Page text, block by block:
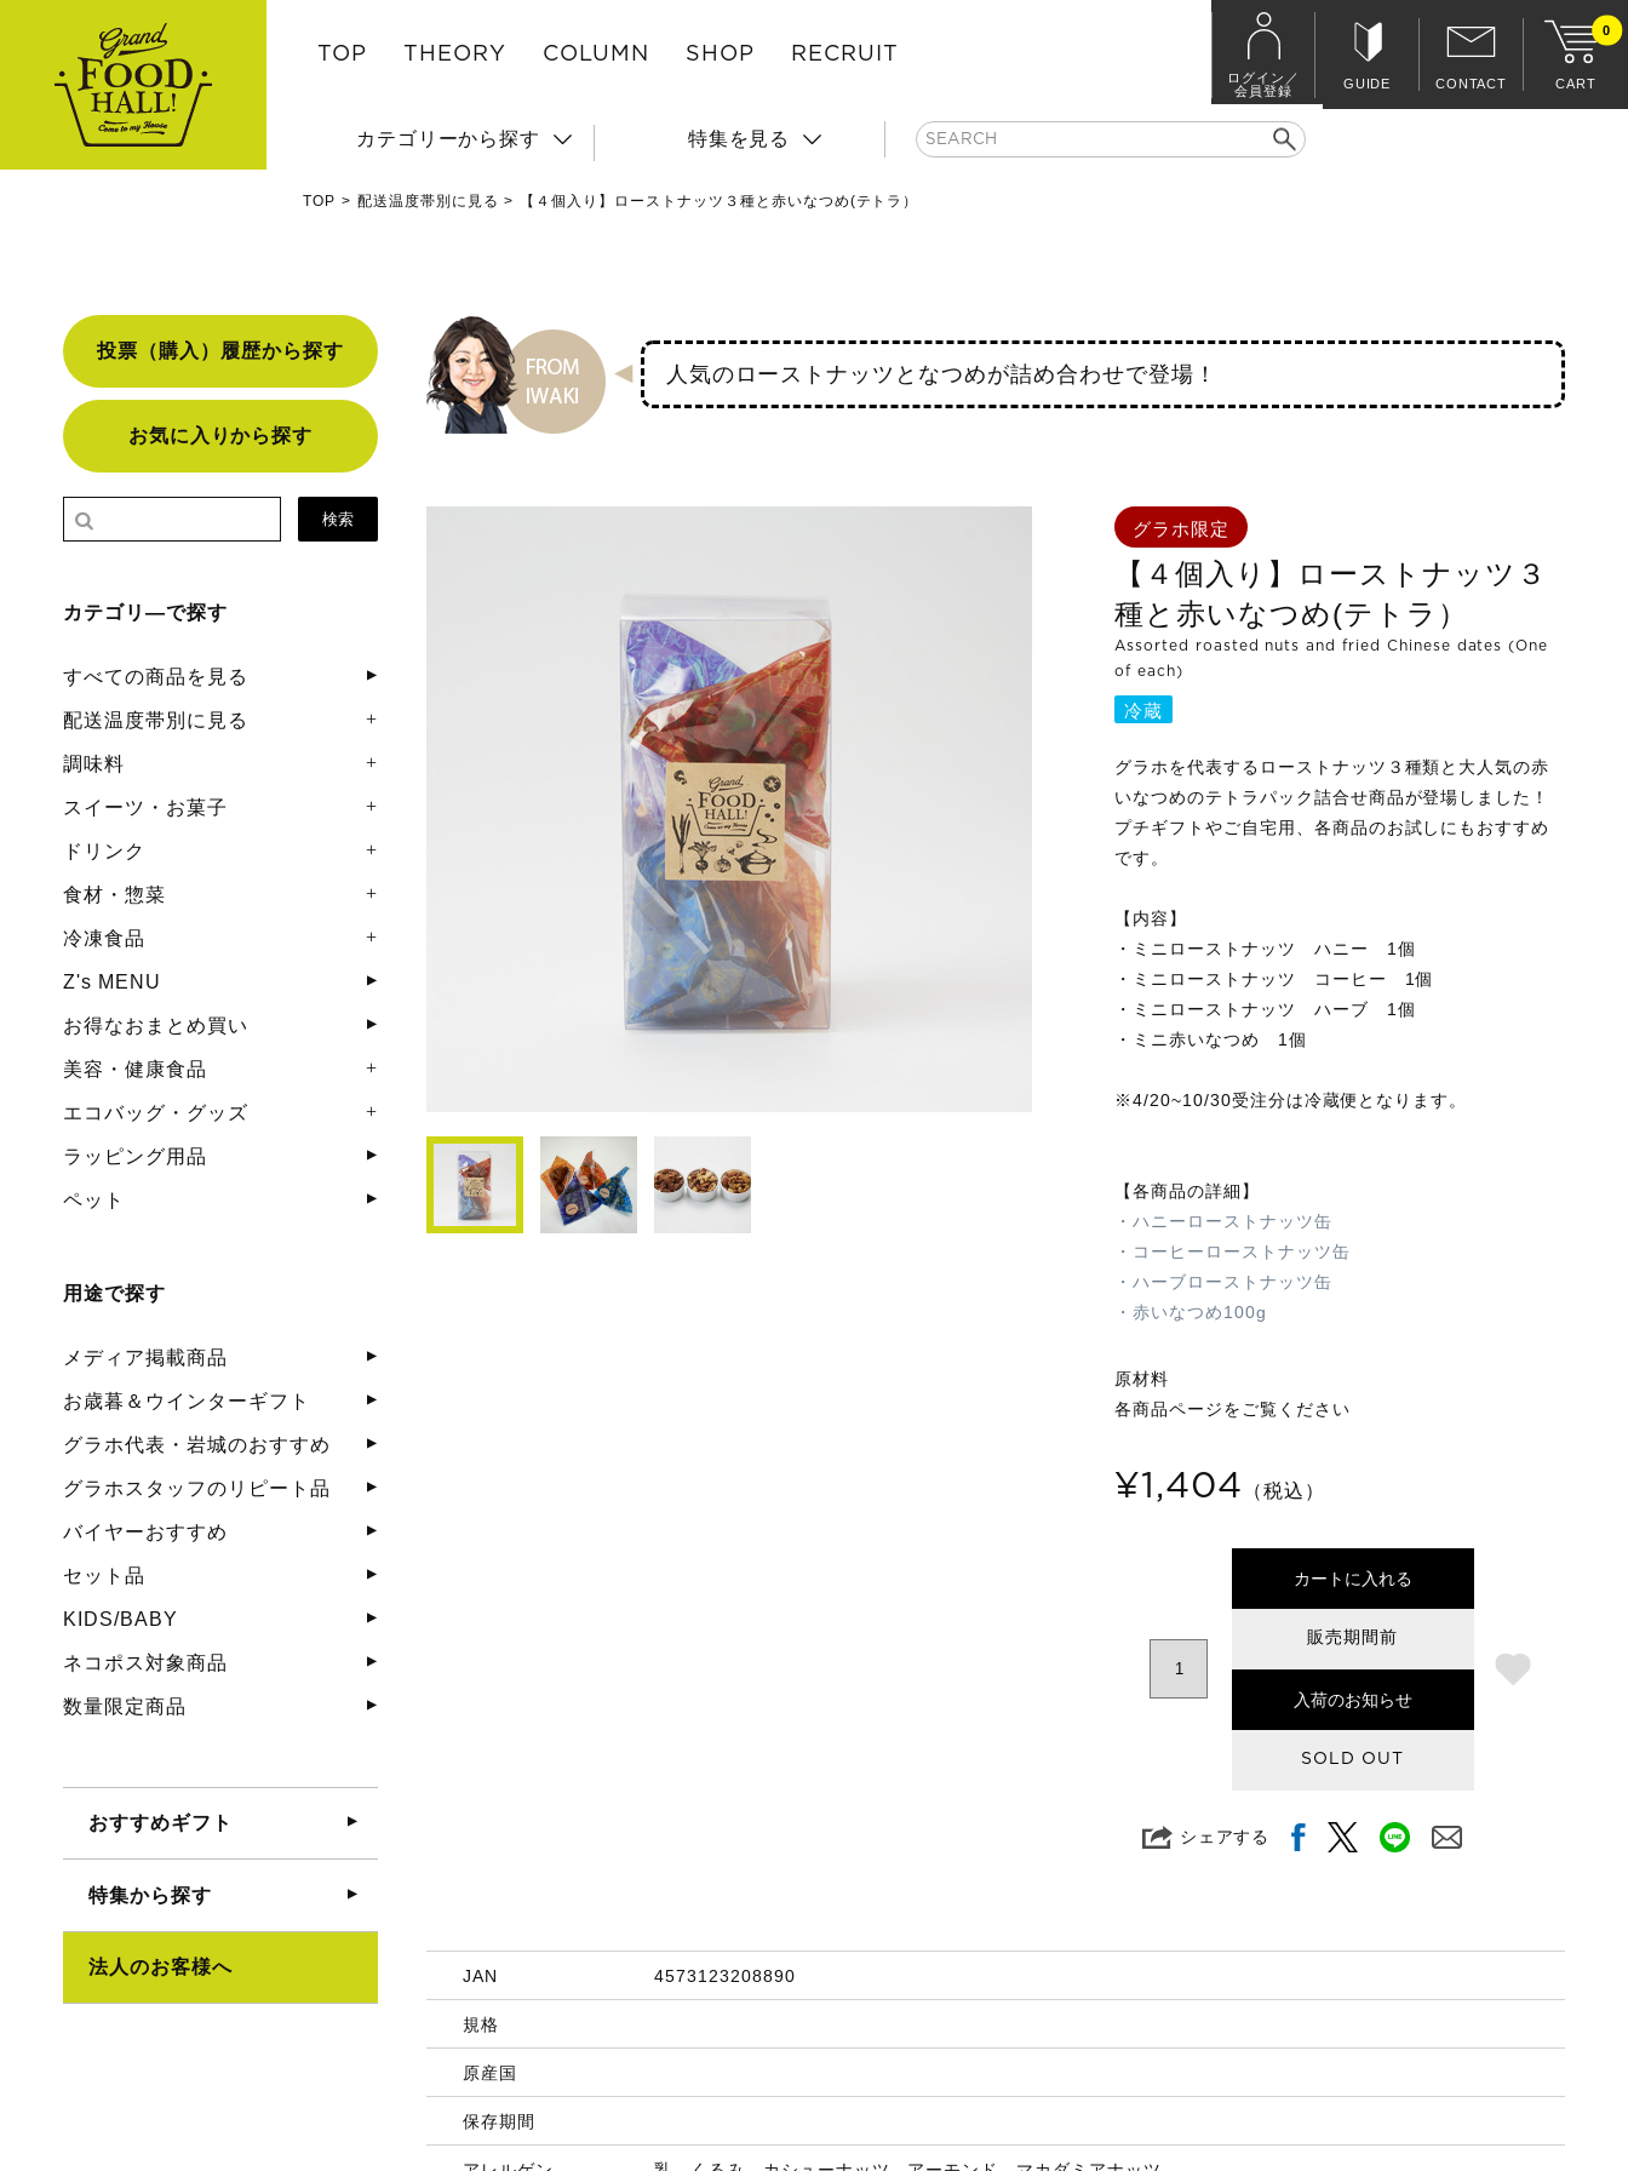
TOP THEORY COLUMN SHOP RECRUIT
ログイン／
会員登録
GUIDE CONTACT
0
CART
カテゴリーから探す 特集を見る
TOP 配送温度帯別に見る 【４個入り】ローストナッツ３種と赤いなつめ(テトラ）
投票（購入）履歴から探す
お気に入りから探す
検索
カテゴリ―で探す
すべての商品を見る
配送温度帯別に見る
調味料
スイーツ・お菓子
ドリンク
食材・惣菜
冷凍食品
Z's MENU
お得なおまとめ買い
美容・健康食品
エコバッグ・グッズ
ラッピング用品
ペット
用途で探す
メディア掲載商品
お歳暮＆ウインターギフト
グラホ代表・岩城のおすすめ
グラホスタッフのリピート品
バイヤーおすすめ
セット品
KIDS/BABY
ネコポス対象商品
数量限定商品
おすすめギフト
特集から探す
法人のお客様へ
人気のローストナッツとなつめが詰め合わせで登場！
グラホ限定
【４個入り】ローストナッツ３
種と赤いなつめ(テトラ）
Assorted roasted nuts and fried Chinese dates (One
of each)
冷蔵
グラホを代表するローストナッツ３種類と大人気の赤
いなつめのテトラパック詰合せ商品が登場しました！
プチギフトやご自宅用、各商品のお試しにもおすすめ
です。
【内容】
・ミニローストナッツ ハニー 1個
・ミニローストナッツ コーヒー 1個
・ミニローストナッツ ハーブ 1個
・ミニ赤いなつめ 1個
※4/20~10/30受注分は冷蔵便となります。
【各商品の詳細】
・ハニーローストナッツ缶
・コーヒーローストナッツ缶
・ハーブローストナッツ缶
・赤いなつめ100g
原材料
各商品ページをご覧ください
¥1,404 （税込）
カートに入れる
販売期間前
入荷のお知らせ
SOLD OUT
シェアする
JAN 4573123208890
規格
原産国
保存期間